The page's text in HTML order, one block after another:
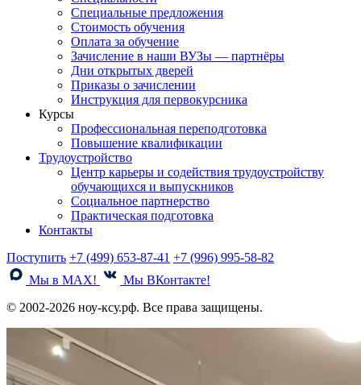
Специальные предложения
Стоимость обучения
Оплата за обучение
Зачисление в наши ВУЗы — партнёры
Дни открытых дверей
Приказы о зачислении
Инструкция для первокурсника
Курсы
Профессиональная переподготовка
Повышение квалификации
Трудоустройство
Центр карьеры и содействия трудоустройству
обучающихся и выпускников
Социальное партнерство
Практическая подготовка
Контакты
Поступить +7 (499) 653-87-41 +7 (996) 995-58-82
Мы в MAX!
Мы ВКонтакте!
© 2002-2026 ноу-ксу.рф. Все права защищены.